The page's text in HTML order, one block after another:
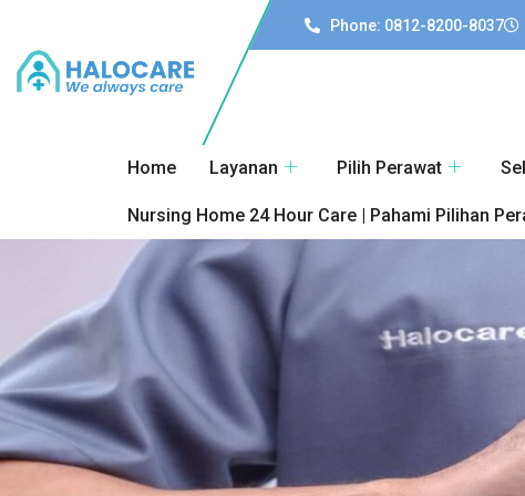
Phone: 0812-8200-8037
Home Layanan Pilih Perawat
Nursing Home 24 Hour Care | Pahami Pilihan